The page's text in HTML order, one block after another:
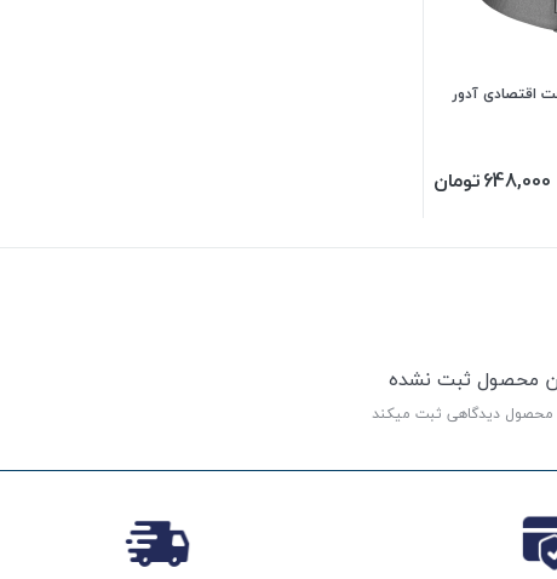
اقتصادی آدور
648,000تومان
محصول ثبت نشده
محصول دیدگاهی ثبت میکند